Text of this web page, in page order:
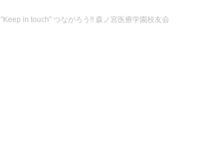
"Keep in touch" つながろう!! 森ノ宮医療学園校友会